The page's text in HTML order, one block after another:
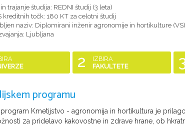
trajanje študija: REDNI študij (3 leta)
kreditnih točk: 180 KT za celotni študij
naziv: Diplomirani inženir agronomije in hortikulture (VS)
Ljubljana
2
IZBIRA
FAKULTETE
programu
Kmetijstvo - agronomija in hortikultura je
za pridelavo kakovostne in zdrave hrane, ob